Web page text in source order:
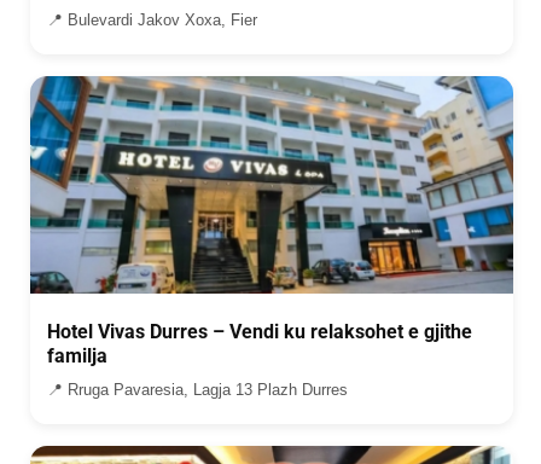
📍 Bulevardi Jakov Xoxa, Fier
Hotel Vivas Durres – Vendi ku relaksohet e gjithe
familja
📍 Rruga Pavaresia, Lagja 13 Plazh Durres